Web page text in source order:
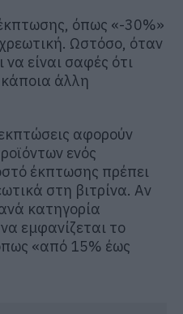
όπως «-30%»
Ωστόσο, όταν
να είναι σαφές ότι
άλλη
αφορούν
ενός
έκπτωσης πρέπει
στη βιτρίνα. Αν
κατηγορία
εμφανίζεται το
«από 15% έως